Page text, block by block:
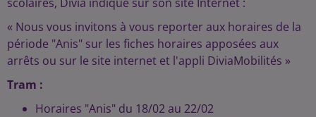
« Nous vous invitons à vous reporter aux horaires de la
période "Anis" sur les fiches horaires apposées aux
arrêts ou sur le site internet et l'appli DiviaMobilités »
Tram :
Horaires "Anis" du 18/02 au 22/02